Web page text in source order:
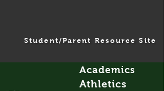
Academics
Athletics
Student/Parent Resource Site